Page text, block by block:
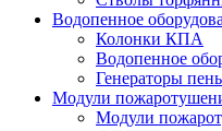
Водопенное
Колонки КПА
Водопенное
Генераторы
Модули
Модули